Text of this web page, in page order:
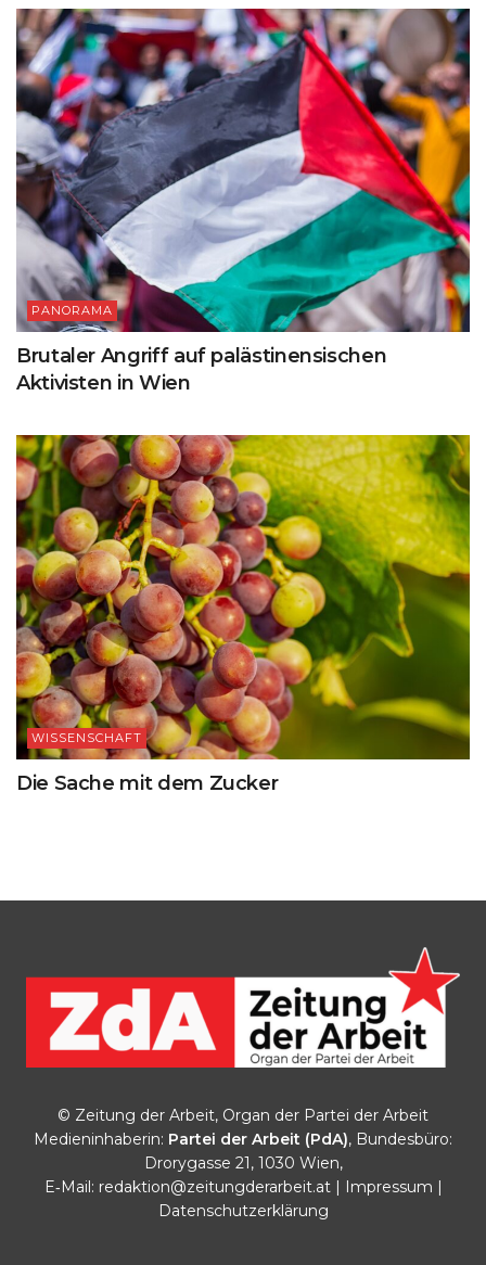
PANORAMA
Brutaler Angriff auf palästinensischen
Aktivisten in Wien
WISSENSCHAFT
Die Sache mit dem Zucker
© Zeitung der Arbeit, Organ der Partei der Arbeit
Medieninhaberin: Partei der Arbeit (PdA), Bundesbüro:
Drorygasse 21, 1030 Wien,
E‑Mail: redaktion@zeitungderarbeit.at| Impressum
Datenschutzerklärung